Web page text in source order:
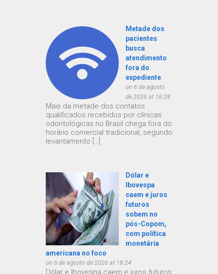
Metade dos
pacientes
busca
atendimento
fora do
expediente
on 6 de agosto
de 2026 at 18:28
Mais da metade dos contatos
qualificados recebidos por clínicas
odontológicas no Brasil chega fora do
horário comercial tradicional, segundo
levantamento […]
Dólar e
Ibovespa
caem e juros
futuros
sobem no
pós-Copom,
com política
monetária
americana no foco
on 6 de agosto de 2026 at 18:24
Dólar e Ibovespa caem e juros futuros